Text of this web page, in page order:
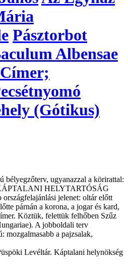
Pásztorbot
Albensae
Címer;
(Gótikus)
bélyegzőterv, ugyanazzal a körirattal:
HELYTARTÓSÁG
jelenet: oltár előtt
párnán a korona, a jogar és kard,
Köztük, felettük felhőben Szűz
A jobboldali terv
mozgalmasabb a pajzsalak,
Levéltár. Káptalani helynökség